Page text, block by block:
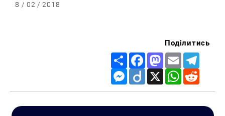
8 / 02 / 2018
Поділитись
Share FacebookMastodon
Email
Messenger
Diigo X WhatsApp